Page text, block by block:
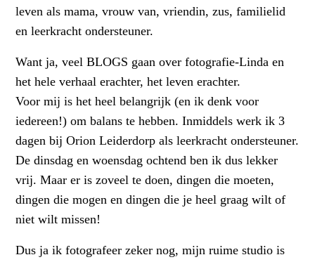
leven als mama, vrouw van, vriendin, zus, familielid
en leerkracht ondersteuner.
Want ja, veel BLOGS gaan over fotografie-Linda en
het hele verhaal erachter, het leven erachter.
Voor mij is het heel belangrijk (en ik denk voor
iedereen!) om balans te hebben. Inmiddels werk ik 3
dagen bij Orion Leiderdorp als leerkracht ondersteuner.
De dinsdag en woensdag ochtend ben ik dus lekker
vrij. Maar er is zoveel te doen, dingen die moeten,
dingen die mogen en dingen die je heel graag wilt of
niet wilt missen!
Dus ja ik fotografeer zeker nog, mijn ruime studio is